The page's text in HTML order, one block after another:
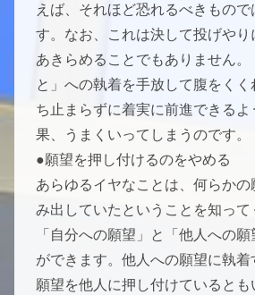
えば、それほど恐れるべきもの
す。なお、これは決して投げやり
あきらめることでもありません。
と」への執着を手放して腹をく
ち止まらずに着実に前進できる
果、うまくいってしまうのです。
●願望を押し付けるのをやめる
あらゆるイヤなことは、何らか
み出していたということを知って
「自分への願望」と「他人への
ができます。他人への願望に執
願望を他人に押し付けているとも